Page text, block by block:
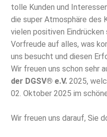
tolle Kunden und
die super Atmosphäre des
vielen positiven
Vorfreude auf alles, was
uns besucht und diesen
Wir freuen uns schon sehr
der DGSV® e.V. 2025,
02. Oktober 2025 im
Wir freuen uns darauf, Sie